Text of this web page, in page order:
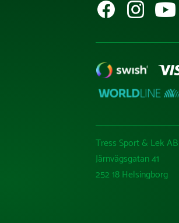
Tress Sport & Lek AB
Järnvägsgatan 41
252 18 Helsingborg